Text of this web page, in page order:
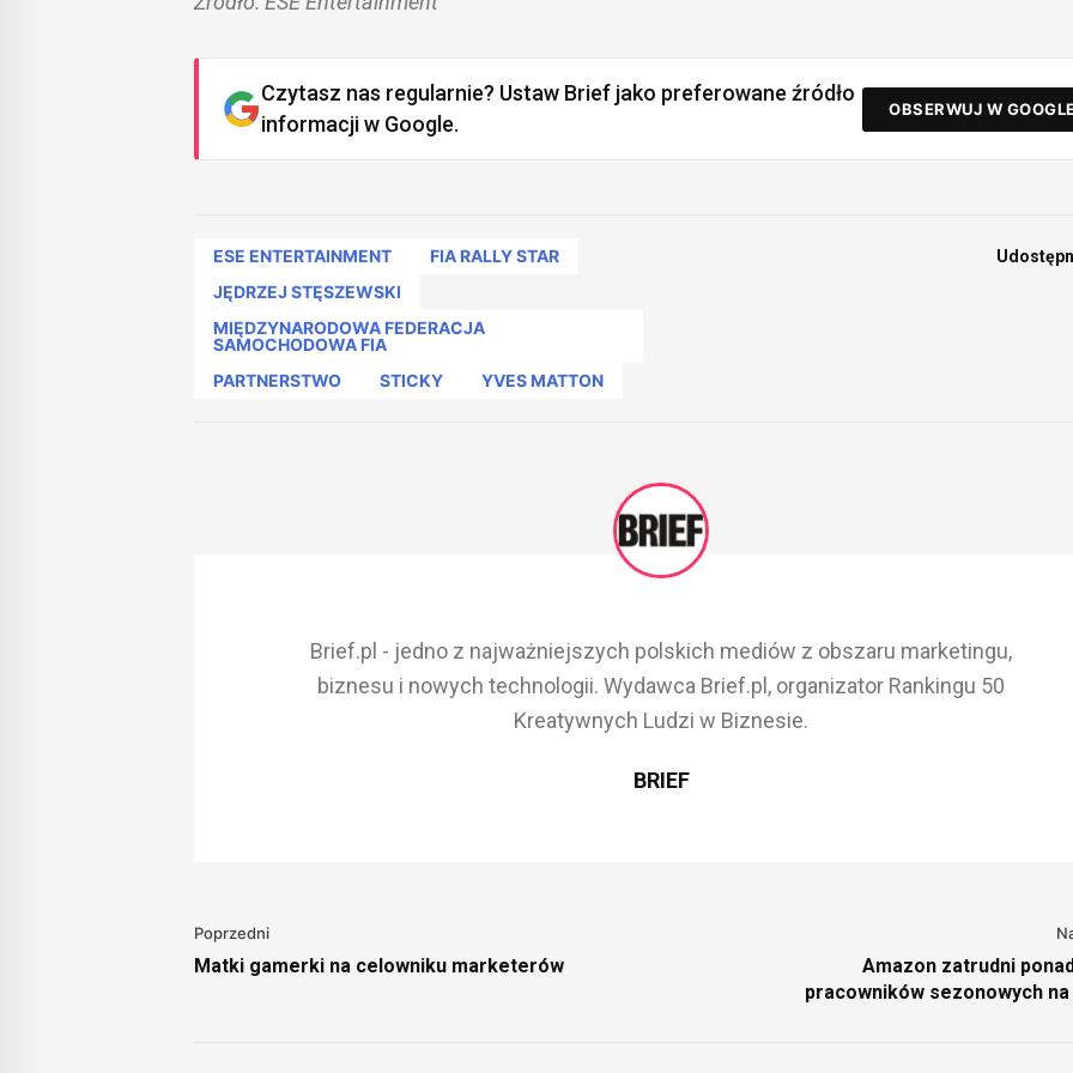
Czytasz nas regularnie? Ustaw Brief jako preferowane źródło
informacji w Google.
OBSERWUJ W
ESE ENTERTAINMENT
FIA RALLY STAR
JĘDRZEJ STĘSZEWSKI
MIĘDZYNARODOWA FEDERACJA
SAMOCHODOWA FIA
PARTNERSTWO
STICKY YVES MATTON
Brief.pl - jedno z najważniejszych polskich mediów z obszaru marketingu,
biznesu i nowych technologii. Wydawca Brief.pl, organizator Rankingu 50
Kreatywnych Ludzi w Biznesie.
BRIEF
Poprzedni
Matki gamerki na celowniku marketerów
Amazon zatrudni
pracowników sezonowych